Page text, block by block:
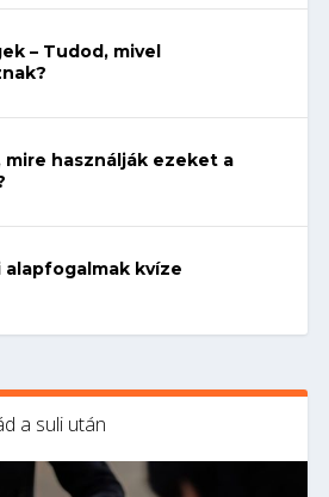
– Tudod, mivel
mire használják ezeket a
alapfogalmak kvíze
a suli után